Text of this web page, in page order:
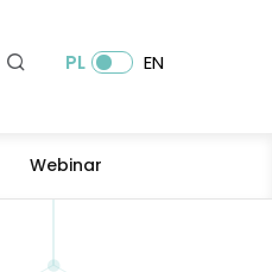
PL EN
Webinar